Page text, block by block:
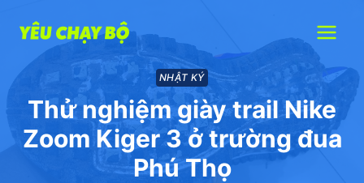
content
NHẬT KÝ
Thử nghiệm giày trail Nike
Zoom Kiger 3 ở trường đua
Phú Thọ